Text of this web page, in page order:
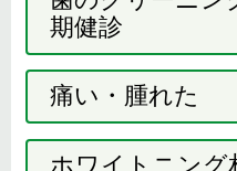
期健診
痛い・腫れた
ホワイトニング